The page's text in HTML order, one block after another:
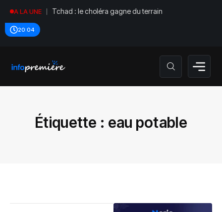
A LA UNE Tchad : le choléra gagne du terrain
20:04
Étiquette : eau potable